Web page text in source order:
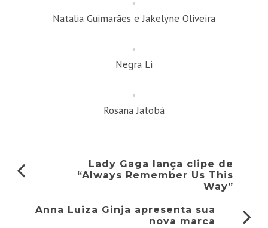
Natalia Guimarães e Jakelyne Oliveira
Negra Li
Rosana Jatobá
Lady Gaga lança clipe de
“Always Remember Us This
Way”
Anna Luiza Ginja apresenta sua
nova marca